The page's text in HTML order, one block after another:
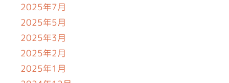
2025年7月
2025年5月
2025年3月
2025年2月
2025年1月